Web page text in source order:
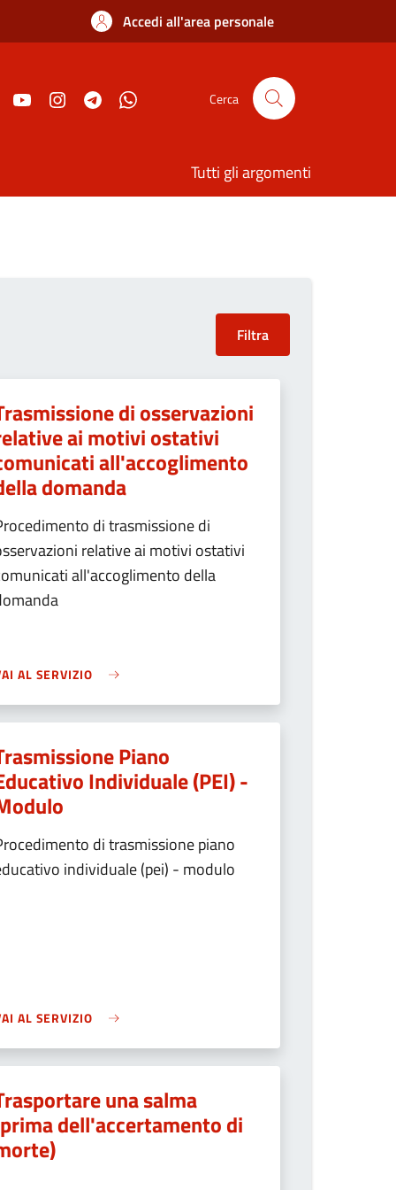
Accedi all'area personale
Cerca
Tutti gli argomenti
di osservazioni
ai motivi ostativi
all'accoglimento
domanda
di trasmissione di
relative ai motivi ostativi
all'accoglimento della
AL SERVIZIO
Piano
Individuale (PEI) -
di trasmissione piano
individuale (pei) - modulo
AL SERVIZIO
una salma
dell'accertamento di